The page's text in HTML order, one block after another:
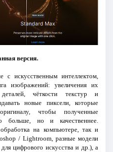
версия.
искусственным интеллектом,
изображений: увеличения их
чёткости текстур и
новые пиксели, которые
чтобы полученные
больше, но и качественнее.
на компьютере, так и
/ Lightroom, разные модели
цифрового искусства и др.), а